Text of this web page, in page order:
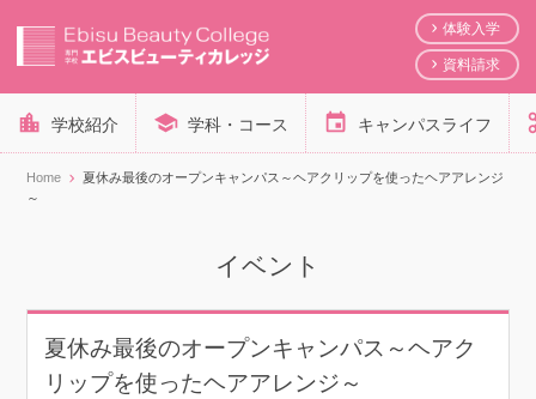
体験入学
資料請求
学校紹介 学科・コース キャンパスライフ
Home
夏休み最後のオープンキャンパス～ヘアクリップを使ったヘアアレンジ
～
イベント
夏休み最後のオープンキャンパス～ヘアク
リップを使ったヘアアレンジ～